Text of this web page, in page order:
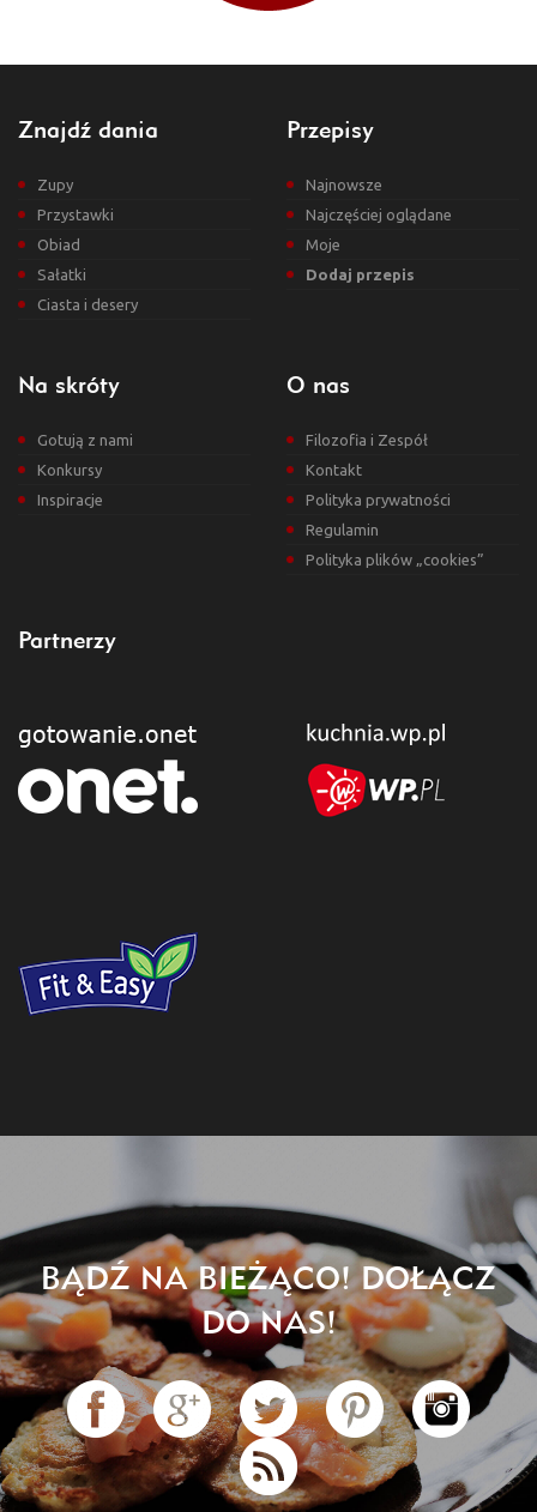
Znajdź dania
Zupy
Przystawki
Obiad
Sałatki
Ciasta i desery
Przepisy
Najnowsze
Najczęściej oglądane
Moje
Dodaj przepis
Na skróty
Gotują z nami
Konkursy
Inspiracje
O nas
Filozofia i Zespół
Kontakt
Polityka prywatności
Regulamin
Polityka plików „cookies”
Partnerzy
BĄDŹ NA BIEŻĄCO! DOŁĄCZ
DO NAS!